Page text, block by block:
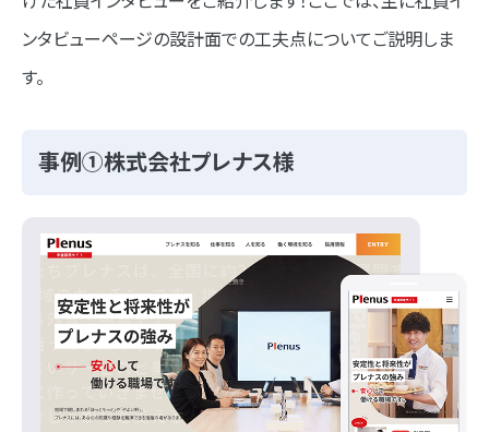
ンタビューページの設計面での工夫点についてご説明しま
す。
事例①株式会社プレナス様